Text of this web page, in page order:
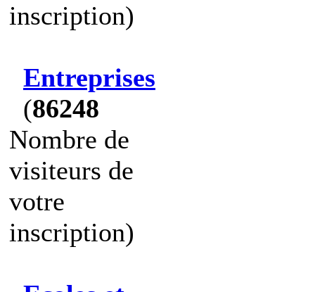
inscription)
Entreprises
(86248
Nombre de
visiteurs de
votre
inscription)